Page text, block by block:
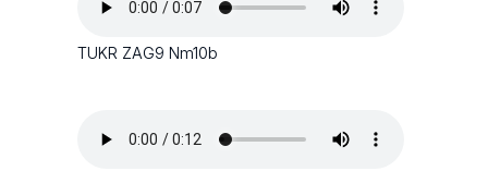
TUKR ZAG9 Nm10b